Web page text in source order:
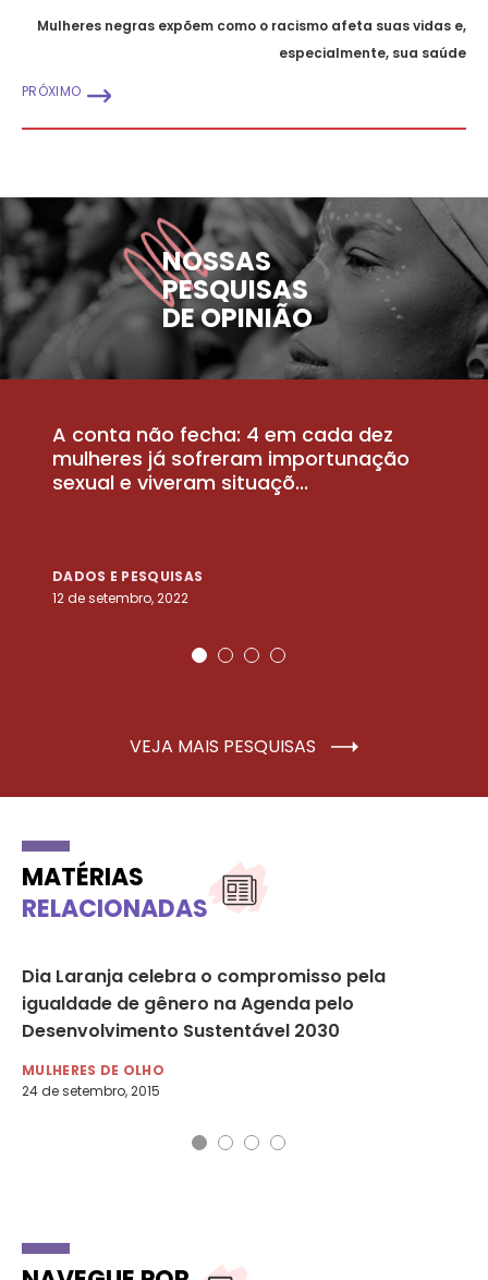
Mulheres negras expõem como o racismo afeta suas vidas e,
especialmente, sua saúde
PRÓXIMO
NOSSAS
PESQUISAS
DE OPINIÃO
A conta não fecha: 4 em cada dez
mulheres já sofreram importunação
sexual e viveram situaçõ...
DADOS E PESQUISAS
12 de setembro, 2022
VEJA MAIS PESQUISAS
MATÉRIAS
RELACIONADAS
Dia Laranja celebra o compromisso pela
igualdade de gênero na Agenda pelo
Desenvolvimento Sustentável 2030
MULHERES DE OLHO
24 de setembro, 2015